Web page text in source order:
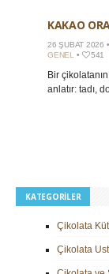
KAKAO
26 ŞUBAT 2026 •
GENEL
• 541
Bir
anlatır: tadı,
KATEGORILER
Çikolata
Çikolata